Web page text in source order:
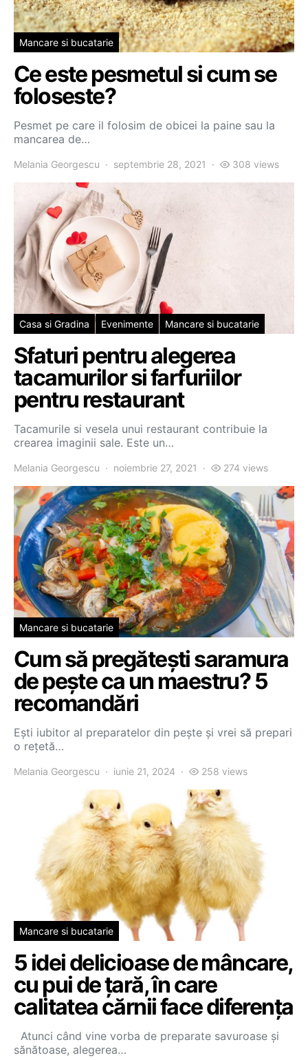
Mancare si bucatarie
Ce este pesmetul si cum se
foloseste?
Pesmet pe care il folosim de obicei la paine sau la
mancarea de…
Melania Georgescu septembrie 28, 2021 308 views
Casa si Gradina Evenimente Mancare si bucatarie
Sfaturi pentru alegerea
tacamurilor si farfuriilor
pentru restaurant
Tacamurile si vesela unui restaurant contribuie la
crearea imaginii sale. Este un…
Melania Georgescu noiembrie 27, 2021 274 views
Mancare si bucatarie
Cum să pregătești saramura
de pește ca un maestru? 5
recomandări
Ești iubitor al preparatelor din pește și vrei să prepari
o rețetă…
Melania Georgescu iunie 21, 2024 258 views
Mancare si bucatarie
5 idei delicioase de mâncare,
cu pui de țară, în care
calitatea cărnii face diferența
Atunci când vine vorba de preparate savuroase și
sănătoase, alegerea…